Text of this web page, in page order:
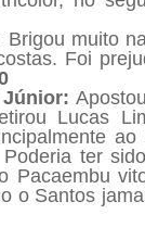
Brigou muito
Foi
Lucas
ter
Pacaembu
o Santos